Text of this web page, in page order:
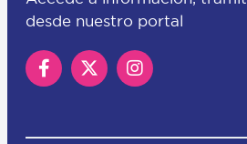
desde nuestro portal